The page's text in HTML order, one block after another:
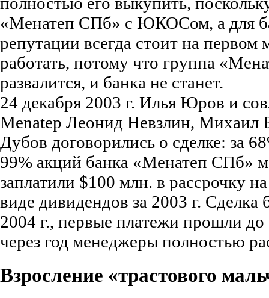
«Менатеп СПб» с ЮКОСом, а для
репутации всегда стоит на
работать, потому что группа
развалится, и банка не станет.
24 декабря 2003 г. Илья Юров и
Menatep Леонид Невзлин, Михаил
Дубов договорились о сделке: за
99% акций банка «Менатеп СПб»
заплатили $100 млн. в рассрочку
виде дивидендов за 2003 г. Сделка
2004 г., первые платежи прошли до
через год менеджеры полностью
Взросление «трастового